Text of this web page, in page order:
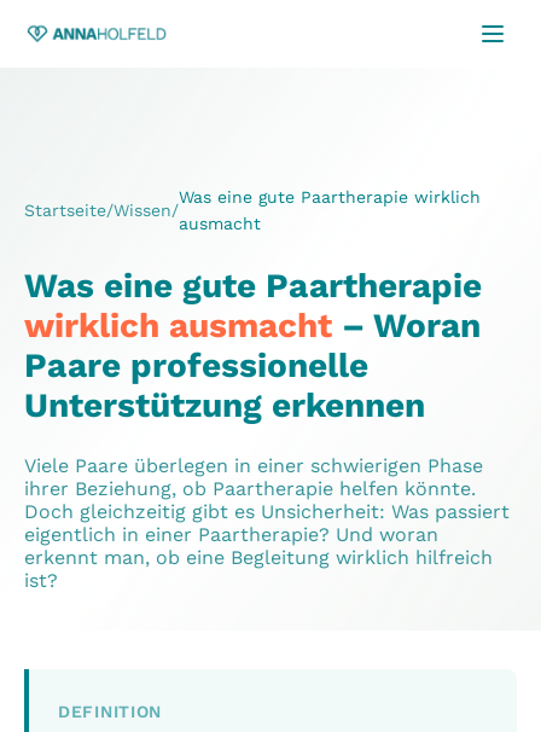
Startseite/Wissen/
Was eine gute Paartherapie wirklich
ausmacht
Was eine gute Paartherapie
wirklich ausmacht – Woran
Paare professionelle
Unterstützung erkennen
Viele Paare überlegen in einer schwierigen Phase
ihrer Beziehung, ob Paartherapie helfen könnte.
Doch gleichzeitig gibt es Unsicherheit: Was passiert
eigentlich in einer Paartherapie? Und woran
erkennt man, ob eine Begleitung wirklich hilfreich
ist?
DEFINITION